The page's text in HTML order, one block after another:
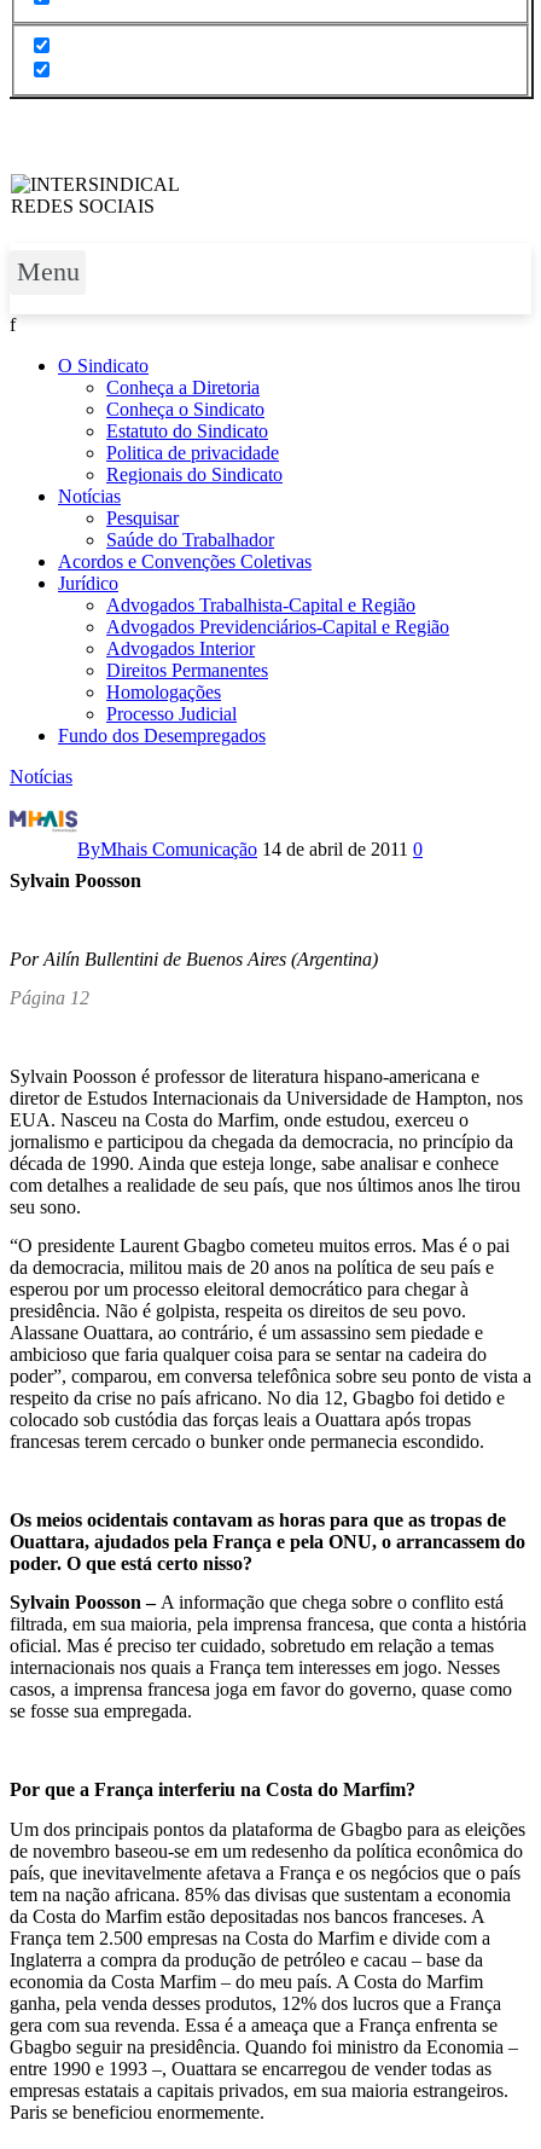
Menu
f
O Sindicato
Conheça a Diretoria
Conheça o Sindicato
Estatuto do Sindicato
Politica de privacidade
Regionais do Sindicato
Notícias
Pesquisar
Saúde do Trabalhador
Acordos e Convenções Coletivas
Jurídico
Advogados Trabalhista-Capital e Região
Advogados Previdenciários-Capital e Região
Advogados Interior
Direitos Permanentes
Homologações
Processo Judicial
Fundo dos Desempregados
Notícias
Interesses
franceses
pode
ser
origem
conflito
na
Costa
do
Marfim
ByMhais Comunicação 14 de abril de 2011 0
Sylvain Poosson
Por Ailín Bullentini de Buenos Aires (Argentina)
Página 12
Sylvain Poosson é professor de literatura hispano-americana e
diretor de Estudos Internacionais da Universidade de Hampton, nos
EUA. Nasceu na Costa do Marfim, onde estudou, exerceu o
jornalismo e participou da chegada da democracia, no princípio da
década de 1990. Ainda que esteja longe, sabe analisar e conhece
com detalhes a realidade de seu país, que nos últimos anos lhe tirou
seu sono.
“O presidente Laurent Gbagbo cometeu muitos erros. Mas é o pai
da democracia, militou mais de 20 anos na política de seu país e
esperou por um processo eleitoral democrático para chegar à
presidência. Não é golpista, respeita os direitos de seu povo.
Alassane Ouattara, ao contrário, é um assassino sem piedade e
ambicioso que faria qualquer coisa para se sentar na cadeira do
poder”, comparou, em conversa telefônica sobre seu ponto de vista a
respeito da crise no país africano. No dia 12, Gbagbo foi detido e
colocado sob custódia das forças leais a Ouattara após tropas
francesas terem cercado o bunker onde permanecia escondido.
Os meios ocidentais contavam as horas para que as tropas de
Ouattara, ajudados pela França e pela ONU, o arrancassem do
poder. O que está certo nisso?
Sylvain Poosson –A informação que chega sobre o conflito está
filtrada, em sua maioria, pela imprensa francesa, que conta a história
oficial. Mas é preciso ter cuidado, sobretudo em relação a temas
internacionais nos quais a França tem interesses em jogo. Nesses
casos, a imprensa francesa joga em favor do governo, quase como
se fosse sua empregada.
Por que a França interferiu na Costa do Marfim?
Um dos principais pontos da plataforma de Gbagbo para as eleições
de novembro baseou-se em um redesenho da política econômica do
país, que inevitavelmente afetava a França e os negócios que o país
tem na nação africana. 85% das divisas que sustentam a economia
da Costa do Marfim estão depositadas nos bancos franceses. A
França tem 2.500 empresas na Costa do Marfim e divide com a
Inglaterra a compra da produção de petróleo e cacau – base da
economia da Costa Marfim – do meu país. A Costa do Marfim
ganha, pela venda desses produtos, 12% dos lucros que a França
gera com sua revenda. Essa é a ameaça que a França enfrenta se
Gbagbo seguir na presidência. Quando foi ministro da Economia –
entre 1990 e 1993 –, Ouattara se encarregou de vender todas as
empresas estatais a capitais privados, em sua maioria estrangeiros.
Paris se beneficiou enormemente.